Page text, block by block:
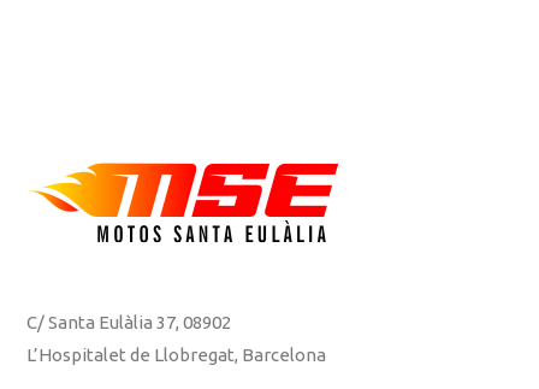
C/ Santa Eulàlia 37, 08902
L’Hospitalet de Llobregat, Barcelona